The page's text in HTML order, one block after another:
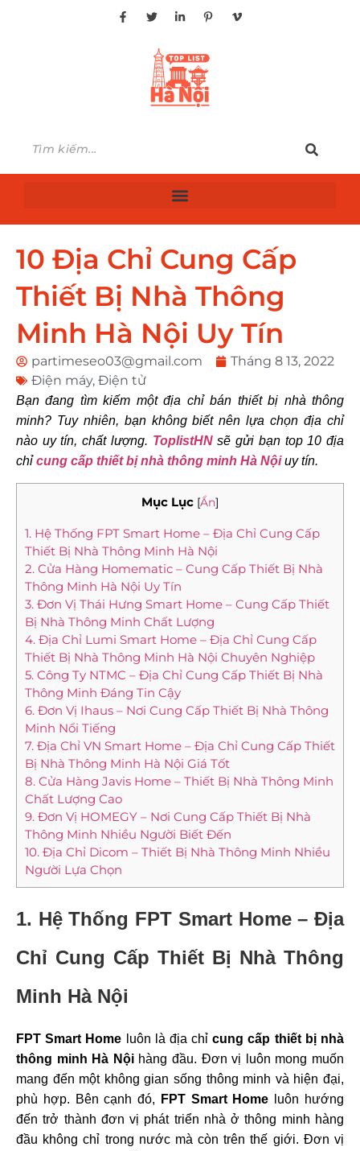
10 Địa Chỉ Cung Cấp
Thiết Bị Nhà Thông
Minh Hà Nội Uy Tín
partimeseo03@gmail.com
Tháng 8 13, 2022
Điện máy, Điện tử
Bạn đang tìm kiếm một địa chỉ bán thiết bị nhà thông
minh? Tuy nhiên, bạn không biết nên lựa chọn địa chỉ
nào uy tín, chất lượng. ToplistHNsẽ gửi bạn top 10 địa
chỉcung cấp thiết bị nhà thông minh Hà Nộiuy tín.
Mục Lục [Ẩn]
1. Hệ Thống FPT Smart Home – Địa Chỉ Cung Cấp
Thiết Bị Nhà Thông Minh Hà Nội
2. Cửa Hàng Homematic – Cung Cấp Thiết Bị Nhà
Thông Minh Hà Nội Uy Tín
3. Đơn Vị Thái Hưng Smart Home – Cung Cấp Thiết
Bị Nhà Thông Minh Chất Lượng
4. Địa Chỉ Lumi Smart Home – Địa Chỉ Cung Cấp
Thiết Bị Nhà Thông Minh Hà Nội Chuyên Nghiệp
5. Công Ty NTMC – Địa Chỉ Cung Cấp Thiết Bị Nhà
Thông Minh Đáng Tin Cậy
6. Đơn Vị Ihaus – Nơi Cung Cấp Thiết Bị Nhà Thông
Minh Nổi Tiếng
7. Địa Chỉ VN Smart Home – Địa Chỉ Cung Cấp Thiết
Bị Nhà Thông Minh Hà Nội Giá Tốt
8. Cửa Hàng Javis Home – Thiết Bị Nhà Thông Minh
Chất Lượng Cao
9. Đơn Vị HOMEGY – Nơi Cung Cấp Thiết Bị Nhà
Thông Minh Nhiều Người Biết Đến
10. Địa Chỉ Dicom – Thiết Bị Nhà Thông Minh Nhiều
Người Lựa Chọn
1. Hệ Thống FPT Smart Home – Địa
Chỉ Cung Cấp Thiết Bị Nhà Thông
Minh Hà Nội
FPT Smart Home luôn là địa chỉcung cấp thiết bị nhà
thông minh Hà Nộihàng đầu. Đơn vị luôn mong muốn
mang đến một không gian sống thông minh và hiện đại,
phù hợp. Bên cạnh đó,
FPT Smart Home luôn hướng
đến trở thành đơn vị phát triển nhà ở thông minh hàng
đầu không chỉ trong nước mà còn trên thế giới. Đơn vị